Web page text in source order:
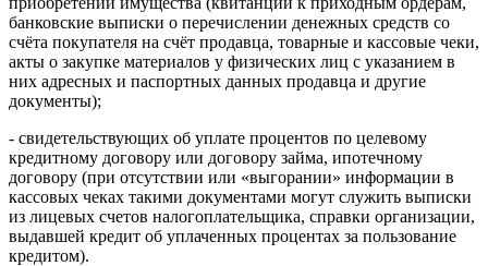
банковские выписки о перечислении денежных средств со
счёта покупателя на счёт продавца, товарные и кассовые чеки,
акты о закупке материалов у физических лиц с указанием в
них адресных и паспортных данных продавца и другие
документы);
- свидетельствующих об уплате процентов по целевому
кредитному договору или договору займа, ипотечному
договору (при отсутствии или «выгорании» информации в
кассовых чеках такими документами могут служить выписки
из лицевых счетов налогоплательщика, справки организации,
выдавшей кредит об уплаченных процентах за пользование
кредитом).